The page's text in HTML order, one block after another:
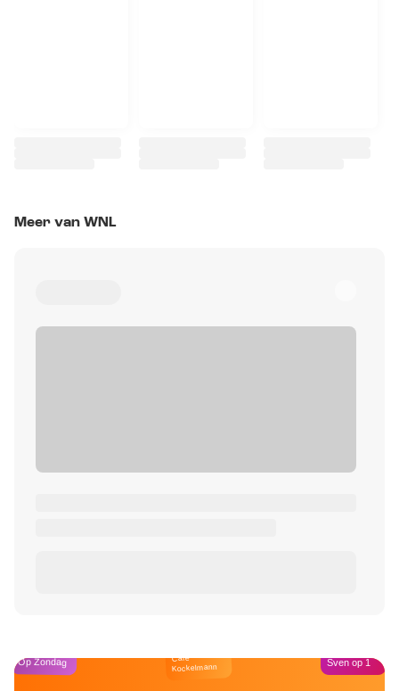
Meer van WNL
Op Zondag Café
Kockelmann Sven op 1